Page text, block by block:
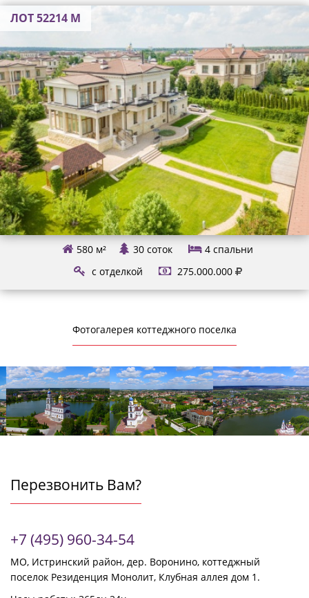
ЛОТ 52214 М
580 м² 30 соток 4 спальни
с отделкой
275.000.000
Фотогалерея коттеджного поселка
Перезвонить Вам?
+7 (495) 960-34-54
МО, Истринский район, дер. Воронино, коттеджный
поселок Резиденция Монолит, Клубная аллея дом 1.